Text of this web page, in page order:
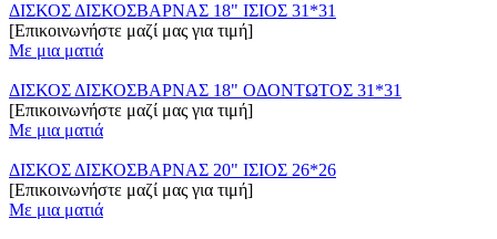
ΔΙΣΚΟΣ ΔΙΣΚΟΣΒΑΡΝΑΣ 18" ΙΣΙΟΣ 31*31
[Επικοινωνήστε μαζί μας για τιμή]
Με μια ματιά
ΔΙΣΚΟΣ ΔΙΣΚΟΣΒΑΡΝΑΣ 18" ΟΔΟΝΤΩΤΟΣ 31*31
[Επικοινωνήστε μαζί μας για τιμή]
Με μια ματιά
ΔΙΣΚΟΣ ΔΙΣΚΟΣΒΑΡΝΑΣ 20" ΙΣΙΟΣ 26*26
[Επικοινωνήστε μαζί μας για τιμή]
Με μια ματιά